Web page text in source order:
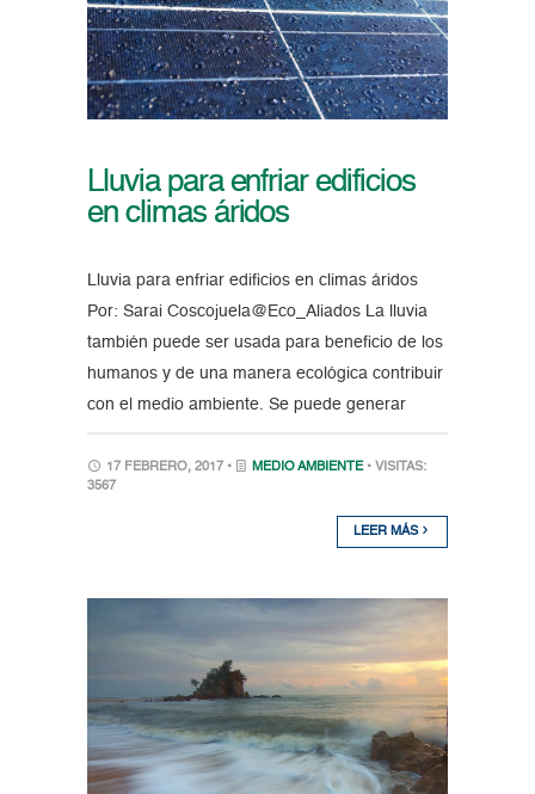
Lluvia para enfriar edificios
en climas áridos
Lluvia para enfriar edificios en climas áridos
Por: Sarai Coscojuela@Eco_Aliados La lluvia
también puede ser usada para beneficio de los
humanos y de una manera ecológica contribuir
con el medio ambiente. Se puede generar
17 FEBRERO, 2017 • MEDIO AMBIENTE • VISITAS:
3567
LEER MÁS